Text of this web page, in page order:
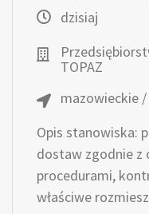
dzisiaj
TOPAZ
mazowieckie /
Opis stanowiska:
dostaw zgodnie z
procedurami,
właściwe